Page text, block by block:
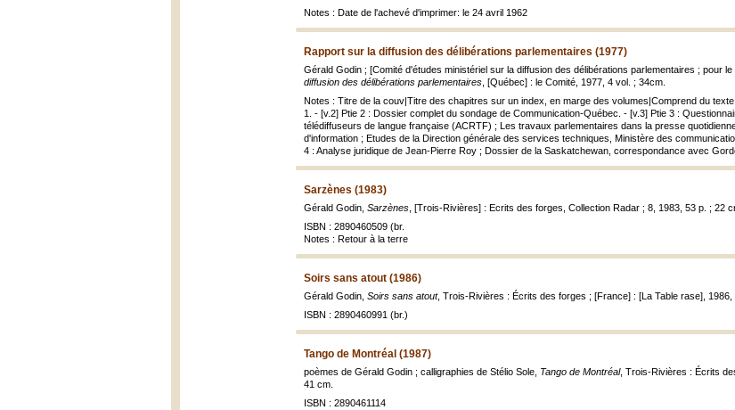
Notes : Date de l'achevé d'imprimer: le 24 avril 1962
Rapport sur la diffusion des délibérations parlementaires (1977)
Gérald Godin ; [Comité d'études ministériel sur la diffusion des délibérations parlementaires ; pour
diffusion des délibérations parlementaires , [Québec] : le Comité, 1977, 4 vol. ; 34cm.
Notes : Titre de la couv|Titre des chapitres sur un index, en marge des volumes|Comprend du
1. - [v.2] Ptie 2 : Dossier complet du sondage de Communication-Québec. - [v.3] Ptie 3 :
télédiffuseurs de langue française (ACRTF) ; Les travaux parlementaires dans la presse
d'information ; Etudes de la Direction générale des services techniques, Ministère des
4 : Analyse juridique de Jean-Pierre Roy ; Dossier de la Saskatchewan, correspondance avec
Sarzènes (1983)
Gérald Godin, Sarzènes , [Trois-Rivières] : Ecrits des forges, Collection Radar ; 8, 1983, 53 p. ; 22
ISBN : 2890460509 (br.
Notes : Retour à la terre
Soirs sans atout (1986)
Gérald Godin, Soirs sans atout, Trois-Rivières : Écrits des forges ; [France] : [La Table rase], 1986,
ISBN : 2890460991 (br.)
Tango de Montréal (1987)
poèmes de Gérald Godin ; calligraphies de Stélio Sole, Tango de Montréal, Trois-Rivières : Écrits
41 cm.
ISBN : 2890461114